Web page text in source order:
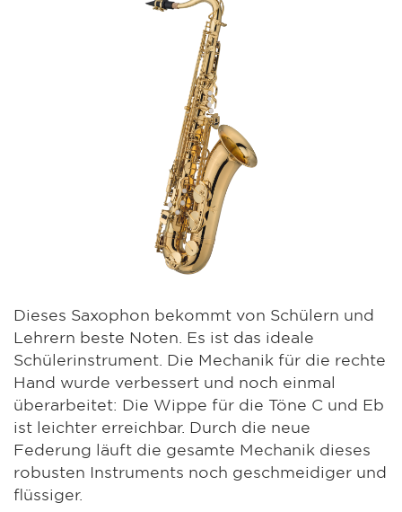
Dieses Saxophon bekommt von Schülern und
Lehrern beste Noten. Es ist das ideale
Schülerinstrument. Die Mechanik für die rechte
Hand wurde verbessert und noch einmal
überarbeitet: Die Wippe für die Töne C und Eb
ist leichter erreichbar. Durch die neue
Federung läuft die gesamte Mechanik dieses
robusten Instruments noch geschmeidiger und
flüssiger.